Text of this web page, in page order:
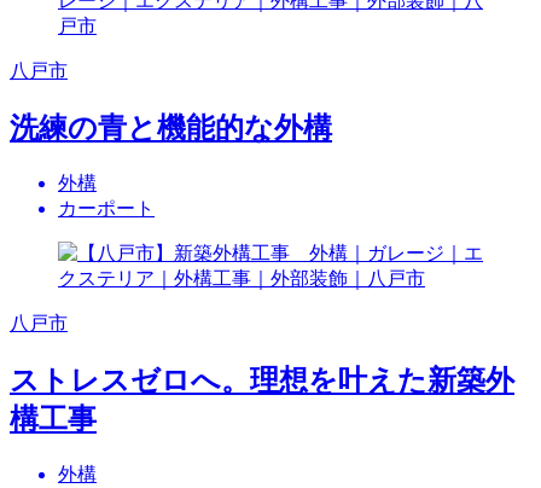
八戸市
洗練の青と機能的な外構
外構
カーポート
八戸市
ストレスゼロへ。理想を叶えた新築外
構工事
外構